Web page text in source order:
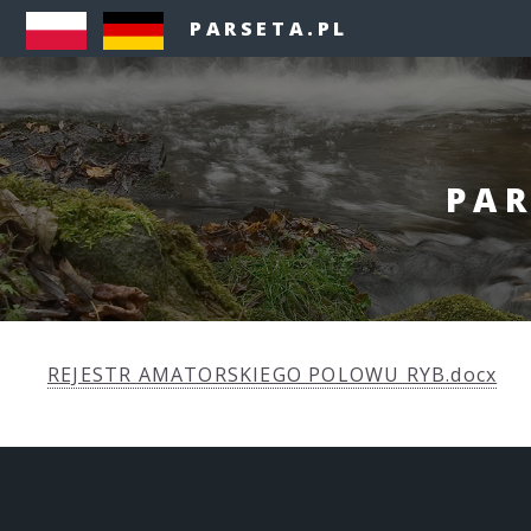
PARSETA.PL
REJESTR AMATORSKIEGO POLOWU RYB.docx